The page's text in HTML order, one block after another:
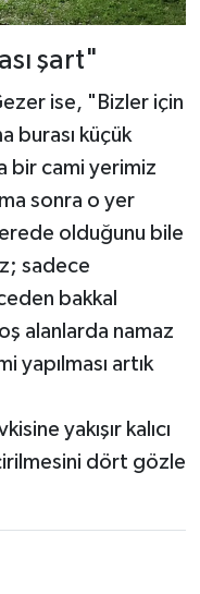
şart"
ise, "Bizler için
burası küçük
bir cami yerimiz
sonra o yer
olduğunu bile
sadece
bakkal
alanlarda namaz
yapılması artık
yakışır kalıcı
dört gözle